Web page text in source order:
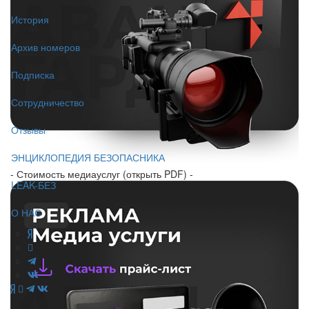
История
Архив номеров
Подписка
Сотрудничество
Отзывы
ЭНЦИКЛОПЕДИЯ БЕЗОПАСНИКА
LEAK-БЕЗ
О НАС
- Стоимость медиауслуг (открыть PDF) -